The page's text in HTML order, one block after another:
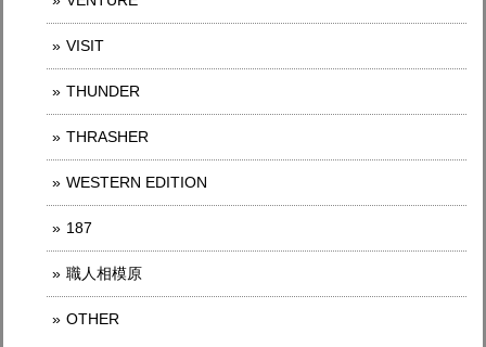
VISIT
THUNDER
THRASHER
WESTERN EDITION
187
職人相模原
OTHER